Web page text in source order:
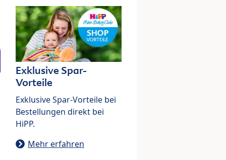
Exklusive Spar-
Vorteile
Exklusive Spar-Vorteile bei
Bestellungen direkt bei
HiPP.
Mehr erfahren